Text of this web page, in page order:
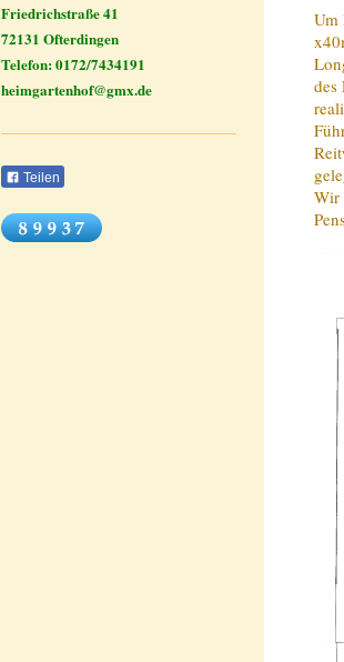
Um
des
Wir
Friedrichstraße 41
72131 Ofterdingen
Telefon: 0172/7434191
heimgartenhof@gmx.de
Teilen